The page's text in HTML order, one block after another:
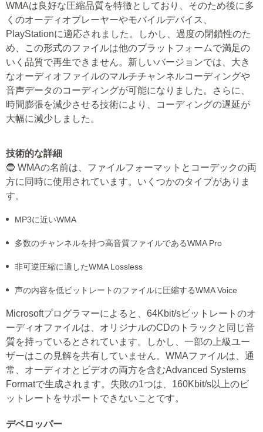
WMAは良好な圧縮品質を特徴としており、そのため後に多
くのオーディオプレーヤーやモバイルデバイス、
PlayStationに適応されました。しかし、過度の閉鎖性のた
め、この形式のファイルは他のプラットフォームで満足の
いく品質で再生できません。新しいバージョンでは、大き
なオーディオファイルのマルチチャンネルコーディングや
音声データのコーディングが可能になりました。さらに、
時間膨張を減少させる技術により、コーディングの遅延が
大幅に減少しました。
技術的な詳細
🔵 WMAの名前は、ファイルフォーマットとコーデックの両
方に同時に使用されています。いくつかのタイプがありま
す。
MP3に近いWMA
多数のチャンネルを持つ高音質ファイルであるWMA Pro
非可逆圧縮に適したWMA Lossless
声の内容を低ビットレートのファイルに圧縮するWMA Voice
Microsoftプログラマーによると、64Kbit/sビットレートのオ
ーディオファイルは、オリジナルのCDのトラックと同じ音
質を持っているとされています。しかし、一部の上級ユー
ザーはこの見解を共有していません。WMAファイルは、通
常、オーディオとビデオの両方を含むAdvanced Systems
Formatで生成されます。失敗の1つは、160Kbit/s以上のビ
ットレートをサポートできないことです。
デベロッパー